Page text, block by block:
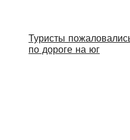
Туристы
по дороге на юг